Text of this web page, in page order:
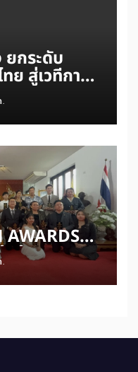
กระดับ
ย สู่เวทีการ
สร้าง
ด ‘สันติภาพ
สู่ความร่วม